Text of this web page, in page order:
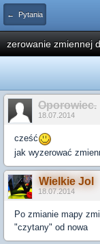
← Pytania
zerowanie zmiennej
Oporowiec.
18.07.2014
cześć
jak wyzerować
Wielkie Jol
18.07.2014
Po zmianie mapy
"czytany" od nowa